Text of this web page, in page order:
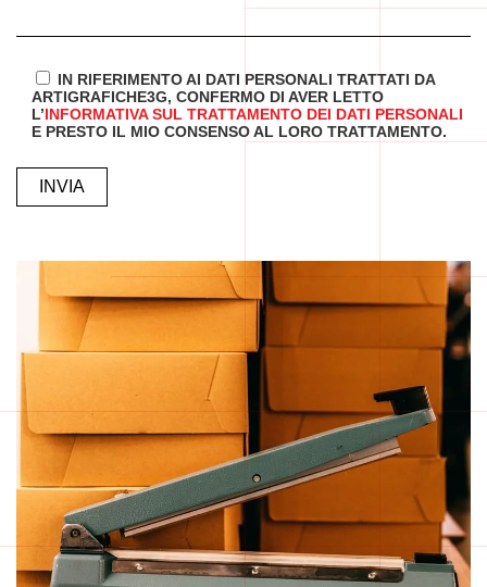
IN RIFERIMENTO AI DATI PERSONALI TRATTATI DA
ARTIGRAFICHE3G, CONFERMO DI AVER LETTO
L’INFORMATIVA SUL TRATTAMENTO DEI DATI PERSONALI
E PRESTO IL MIO CONSENSO AL LORO TRATTAMENTO.